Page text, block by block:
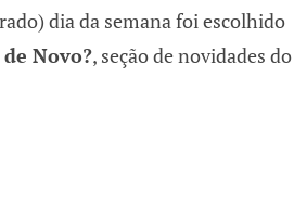
dia da semana foi escolhido
Novo?, seção de novidades do